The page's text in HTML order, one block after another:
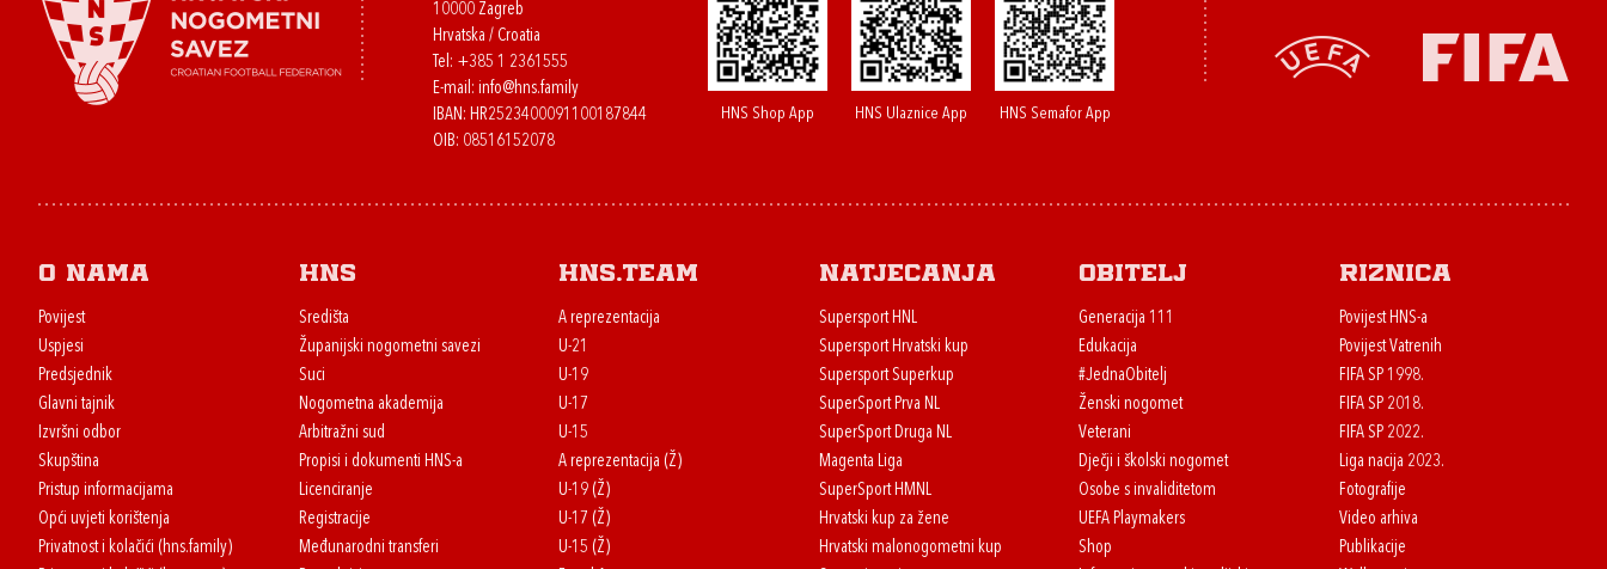
10000 Zagreb
Hrvatska / Croatia
Tel: +385 1 2361555
E-mail: info@hns.family
IBAN: HR2523400091100187844
OIB: 08516152078
HNS Shop App HNS Ulaznice App HNS Semafor App
O nama
Povijest
Uspjesi
Predsjednik
Glavni tajnik
Izvršni odbor
Skupština
Pristup informacijama
Opći uvjeti korištenja
Privatnost i kolačići (hns.family)
HNS
Središta
Županijski nogometni savezi
Suci
Nogometna akademija
Arbitražni sud
Propisi i dokumenti HNS-a
Licenciranje
Registracije
Međunarodni transferi
HNS.team
A reprezentacija
U-21
U-19
U-17
U-15
A reprezentacija (Ž)
U-19 (Ž)
U-17 (Ž)
U-15 (Ž)
Natjecanja
Supersport HNL
Supersport Hrvatski kup
Supersport Superkup
SuperSport Prva NL
SuperSport Druga NL
Magenta Liga
SuperSport HMNL
Hrvatski kup za žene
Hrvatski malonogometni kup
Obitelj
Generacija 111
Edukacija
#JednaObitelj
Ženski nogomet
Veterani
Dječji i školski nogomet
Osobe s invaliditetom
UEFA Playmakers
Shop
Riznica
Povijest HNS-a
Povijest Vatrenih
FIFA SP 1998.
FIFA SP 2018.
FIFA SP 2022.
Liga nacija 2023.
Fotografije
Video arhiva
Publikacije